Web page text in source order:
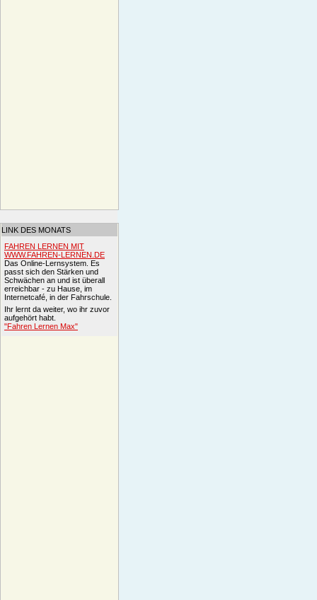
LINK DES MONATS
FAHREN LERNEN MIT
WWW.FAHREN-LERNEN.DE
Das Online-Lernsystem. Es
passt sich den Stärken und
Schwächen an und ist überall
erreichbar - zu Hause, im
Internetcafé, in der Fahrschule.
Ihr lernt da weiter, wo ihr zuvor
aufgehört habt.
"Fahren Lernen Max"